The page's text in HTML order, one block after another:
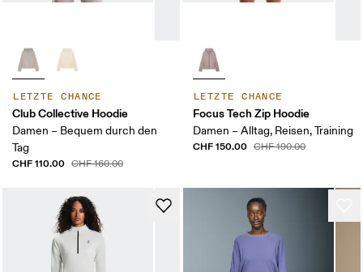
LETZTE CHANCE
Club Collective Hoodie
Damen – Bequem durch den
Tag
CHF 110.00 CHF 160.00
LETZTE CHANCE
Focus Tech Zip Hoodie
Damen – Alltag, Reisen, Training
CHF 150.00 CHF 190.00